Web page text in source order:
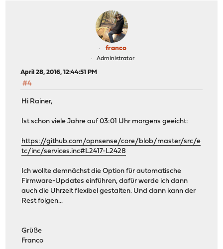
franco
Administrator
April 28, 2016, 12:44:51 PM
#4
Hi Rainer,
Ist schon viele Jahre auf 03:01 Uhr morgens geeicht:
https://github.com/opnsense/core/blob/master/src/e
tc/inc/services.inc#L2417-L2428
Ich wollte demnächst die Option für automatische
Firmware-Updates einführen, dafür werde ich dann
auch die Uhrzeit flexibel gestalten. Und dann kann der
Rest folgen...
Grüße
Franco